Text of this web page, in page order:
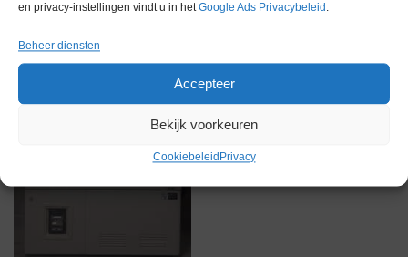
en privacy-instellingen vindt u in hetGoogle Ads Privacybeleid .
Beheer diensten
Accepteer
Bekijk voorkeuren
Cookiebeleid Privacy